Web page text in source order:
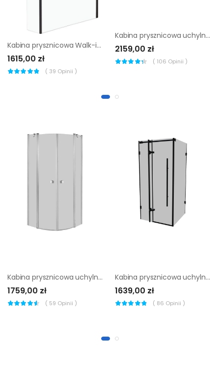
Kabina prysznicowa Walk-in INC z osłonką 140 x 200 Sealskin
1615,00 zł
( 39 Opinii )
Kabina prysznicowa uchylna Valence Lewa 120 X 90 X 195 Iridum
2159,00 zł
( 106 Opinii )
Kabina prysznicowa uchylna Capital 90 x 90 Roca
1759,00 zł
( 59 Opinii )
Kabina prysznicowa uchylna Ferra 80 x 80 Wellneo
1639,00 zł
( 86 Opinii )